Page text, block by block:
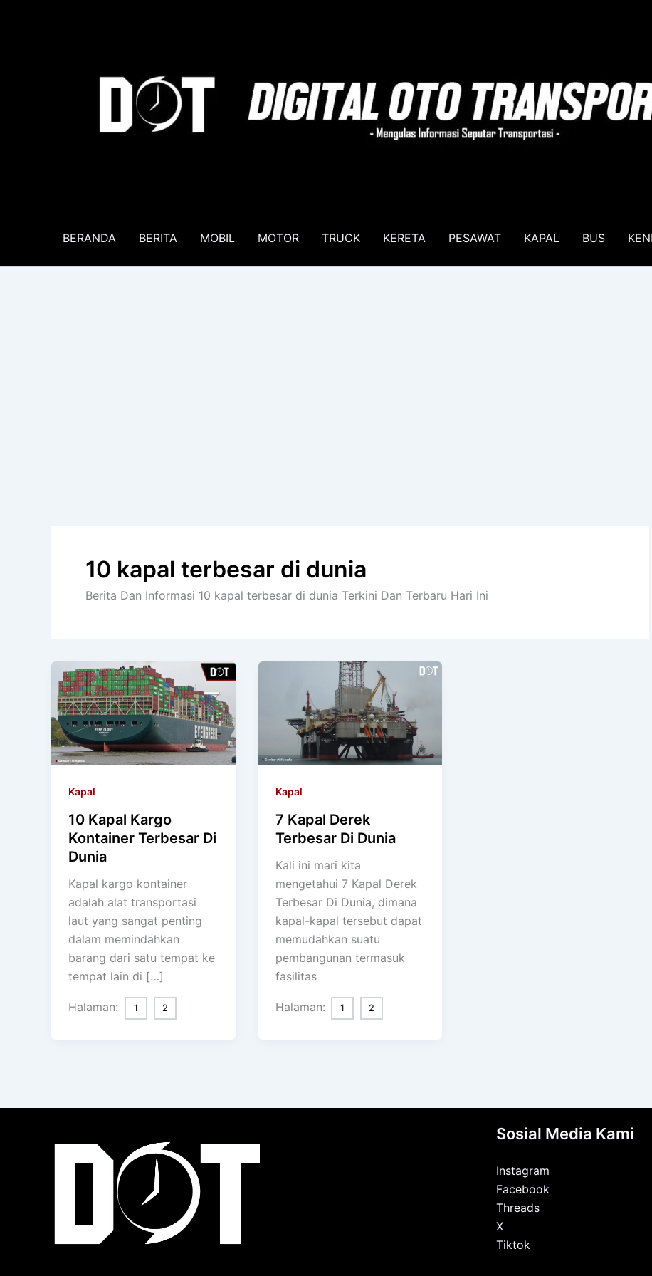
BERANDA BERITA MOBIL MOTOR TRUCK KERETA PESAWAT KAPAL BUS
10 kapal terbesar di dunia
Berita Dan Informasi 10 kapal terbesar di dunia Terkini Dan Terbaru Hari Ini
Kapal
10 Kapal Kargo
Kontainer Terbesar Di
Dunia
Kapal kargo kontainer
adalah alat transportasi
laut yang sangat penting
dalam memindahkan
barang dari satu tempat ke
tempat lain di […]
Halaman: 1 2
Kapal
7 Kapal Derek
Terbesar Di Dunia
Kali ini mari kita
mengetahui 7 Kapal Derek
Terbesar Di Dunia, dimana
kapal-kapal tersebut dapat
memudahkan suatu
pembangunan termasuk
fasilitas
Halaman: 1 2
Sosial Media Kami
Instagram
Facebook
Threads
X
Tiktok